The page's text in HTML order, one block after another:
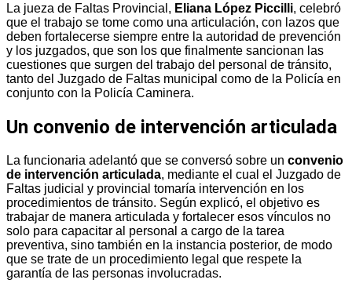
La jueza de Faltas Provincial, Eliana López Piccilli, celebró
que el trabajo se tome como una articulación, con lazos que
deben fortalecerse siempre entre la autoridad de prevención
y los juzgados, que son los que finalmente sancionan las
cuestiones que surgen del trabajo del personal de tránsito,
tanto del Juzgado de Faltas municipal como de la Policía en
conjunto con la Policía Caminera.
Un convenio de intervención articulada
La funcionaria adelantó que se conversó sobre un convenio
de intervención articulada, mediante el cual el Juzgado de
Faltas judicial y provincial tomaría intervención en los
procedimientos de tránsito. Según explicó, el objetivo es
trabajar de manera articulada y fortalecer esos vínculos no
solo para capacitar al personal a cargo de la tarea
preventiva, sino también en la instancia posterior, de modo
que se trate de un procedimiento legal que respete la
garantía de las personas involucradas.